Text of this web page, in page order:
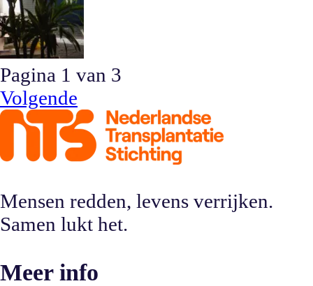
Pagina 1 van 3
Volgende
Mensen redden, levens verrijken.
Samen lukt het.
Meer info